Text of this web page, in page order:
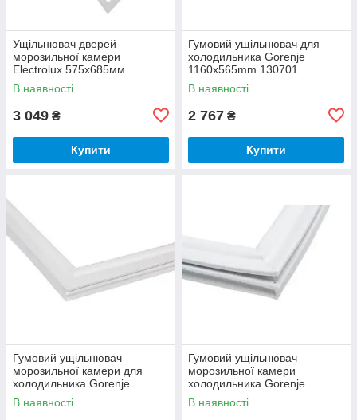
Ущільнювач дверей
морозильної камери
Electrolux 575х685мм
2426448078
В наявності
3 049 ₴
Купити
Гумовий ущільнювач для
холодильника Gorenje
1160x565mm 130701
В наявності
2 767 ₴
Купити
Гумовий ущільнювач
морозильної камери для
холодильника Gorenje
690x570mm 130687
В наявності
Гумовий ущільнювач
морозильної камери
холодильника Gorenje
154966 647455
В наявності